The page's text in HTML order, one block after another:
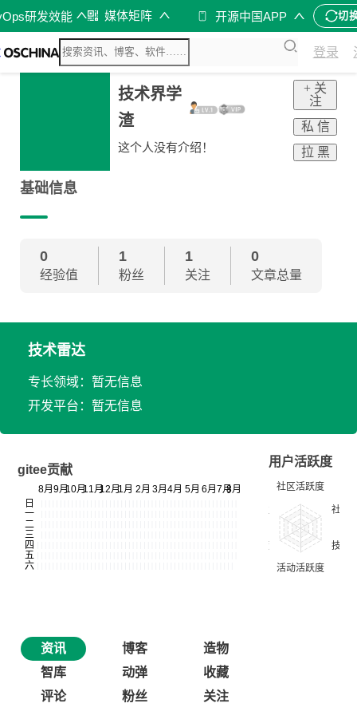
研发效能 媒体矩阵 开源中国APP 切
登录
技术界学
渣
这个人没有介绍！
+ 关
注
私 信
拉 黑
基础信息
0
经验值
1
粉丝
1
关注
0
文章总量
技术雷达
专长领域：暂无信息
开发平台：暂无信息
gitee贡献
用户活跃度
资讯 博客
造物
智库
动弹
收藏
评论
粉丝 关注